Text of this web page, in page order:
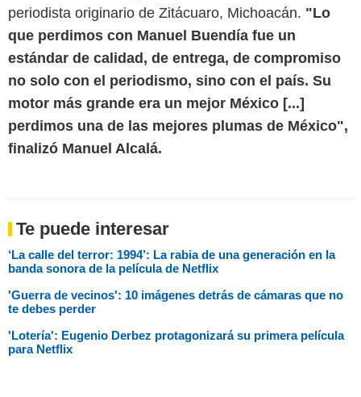
periodista originario de Zitácuaro, Michoacán. "Lo
que perdimos con Manuel Buendía fue un
estándar de calidad, de entrega, de compromiso
no solo con el periodismo, sino con el país. Su
motor más grande era un mejor México [...]
perdimos una de las mejores plumas de México",
finalizó Manuel Alcalá.
Te puede interesar
‘La calle del terror: 1994’: La rabia de una generación en la
banda sonora de la película de Netflix
'Guerra de vecinos': 10 imágenes detrás de cámaras que no
te debes perder
'Lotería': Eugenio Derbez protagonizará su primera película
para Netflix